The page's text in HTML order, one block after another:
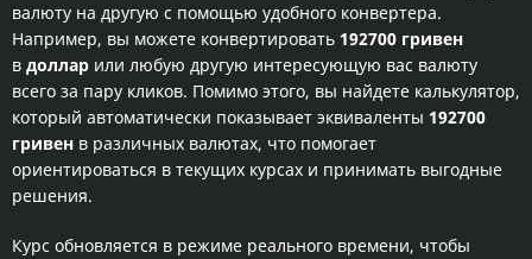
валюту на другую с помощью удобного конвертера.
Например, вы можете конвертировать 192700 гривен
в доллар или любую другую интересующую вас валюту
всего за пару кликов. Помимо этого, вы найдете калькулятор,
который автоматически показывает эквиваленты 192700
гривен в различных валютах, что помогает
ориентироваться в текущих курсах и принимать выгодные
решения.
Курс обновляется в режиме реального времени, чтобы